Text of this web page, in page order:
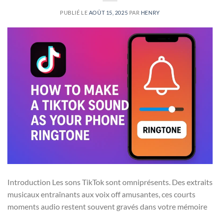
PUBLIÉ LE AOÛT 15, 2025 PAR HENRY
Introduction Les sons TikTok sont omniprésents. Des extraits
musicaux entraînants aux voix off amusantes, ces courts
moments audio restent souvent gravés dans votre mémoire